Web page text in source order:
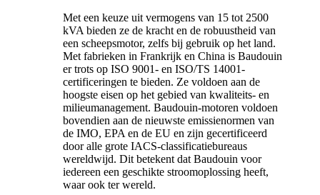
Met een keuze uit vermogens van 15 tot 2500
kVA bieden ze de kracht en de robuustheid van
een scheepsmotor, zelfs bij gebruik op het land.
Met fabrieken in Frankrijk en China is Baudouin
er trots op ISO 9001- en ISO/TS 14001-
certificeringen te bieden. Ze voldoen aan de
hoogste eisen op het gebied van kwaliteits- en
milieumanagement. Baudouin-motoren voldoen
bovendien aan de nieuwste emissienormen van
de IMO, EPA en de EU en zijn gecertificeerd
door alle grote IACS-classificatiebureaus
wereldwijd. Dit betekent dat Baudouin voor
iedereen een geschikte stroomoplossing heeft,
waar ook ter wereld.